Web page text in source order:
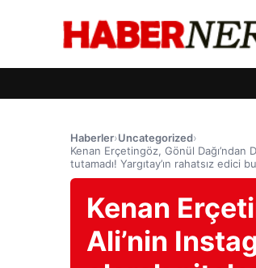
Haberler›Uncategorized›
Kenan Erçetingöz, Gönül Dağı’ndan
tutamadı! Yargıtay’ın rahatsız edici
Kenan
Ali’nin